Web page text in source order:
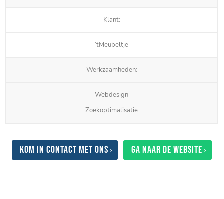
Klant:
’tMeubeltje
Werkzaamheden:
Webdesign
Zoekoptimalisatie
Kom in contact met ons Ga naar de website